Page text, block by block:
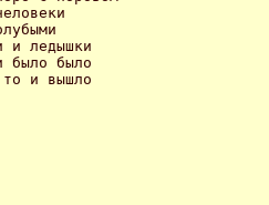
и ледышки
было было
и вышло